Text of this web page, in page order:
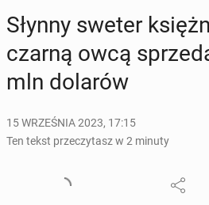
Słynny sweter
czarną owcą
mln dolarów
15 WRZEŚNIA 2023, 17:15
Ten tekst przeczytasz w 2 minuty